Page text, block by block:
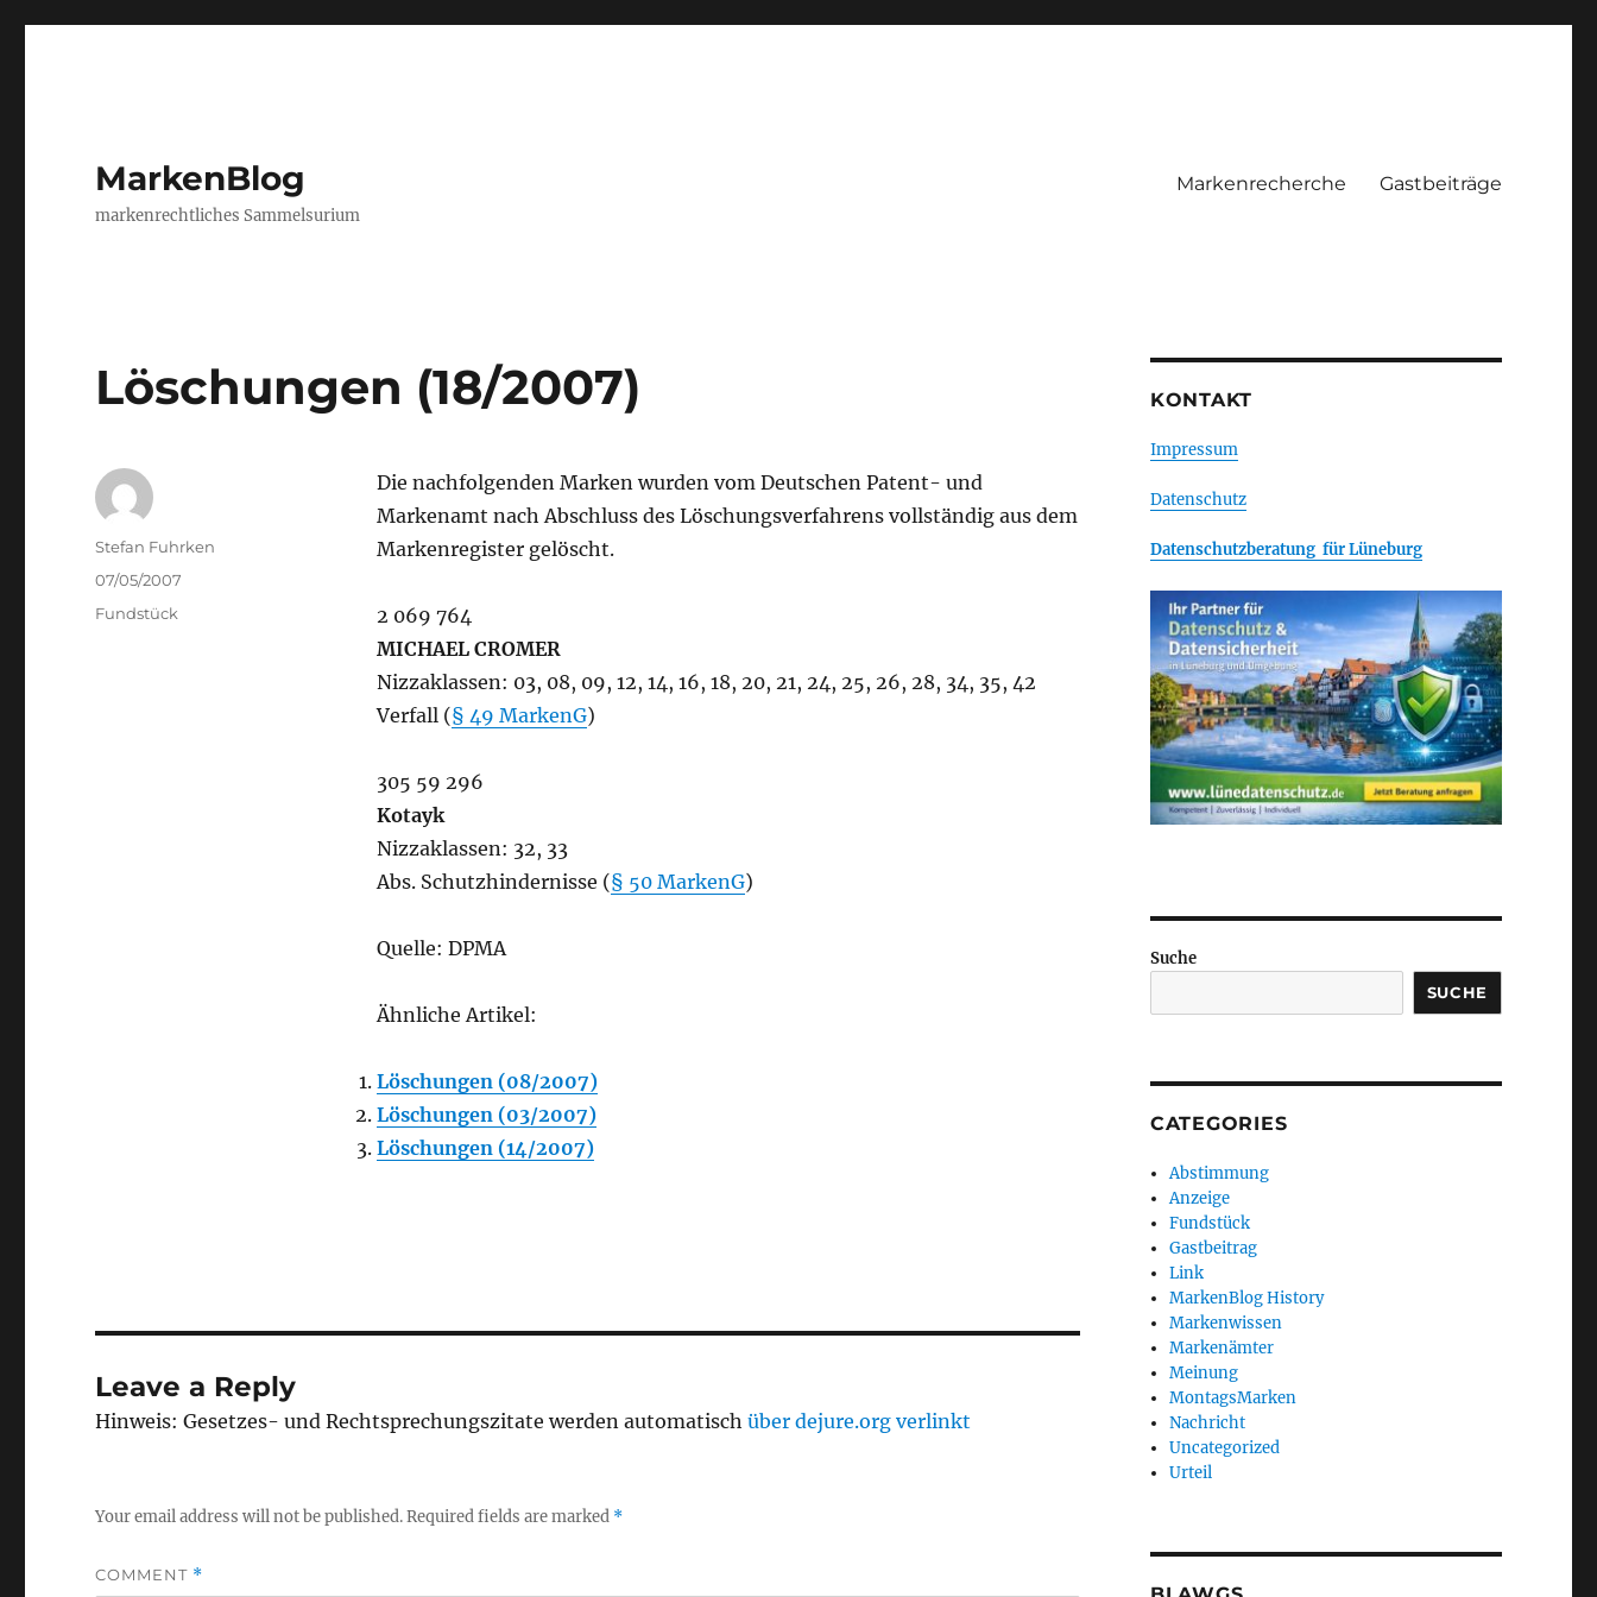
MarkenBlog
markenrechtliches Sammelsurium
Markenrecherche Gastbeiträge
Löschungen (18/2007)
Die nachfolgenden Marken wurden vom Deutschen Patent- und
Markenamt nach Abschluss des Löschungsverfahrens vollständig aus dem
Markenregister gelöscht.
2 069 764
MICHAEL CROMER
Nizzaklassen: 03, 08, 09, 12, 14, 16, 18, 20, 21, 24, 25, 26, 28, 34, 35, 42
Verfall (§ 49 MarkenG)
305 59 296
Kotayk
Nizzaklassen: 32, 33
Abs. Schutzhindernisse (§ 50 MarkenG)
Quelle: DPMA
Ähnliche Artikel:
Löschungen (08/2007)
Löschungen (03/2007)
Löschungen (14/2007)
Author
Stefan Fuhrken
Posted
07/05/2007
Categories
Fundstück
Leave a Reply
Hinweis: Gesetzes- und Rechtsprechungszitate werden automatischüber dejure.org verlinkt
Your email address will not be published.Required fields are marked *
COMMENT *
KONTAKT
Impressum
Datenschutz
Datenschutzberatung für Lüneburg
Suche
SUCHE
CATEGORIES
Abstimmung
Anzeige
Fundstück
Gastbeitrag
Link
MarkenBlog History
Markenwissen
Markenämter
Meinung
MontagsMarken
Nachricht
Uncategorized
Urteil